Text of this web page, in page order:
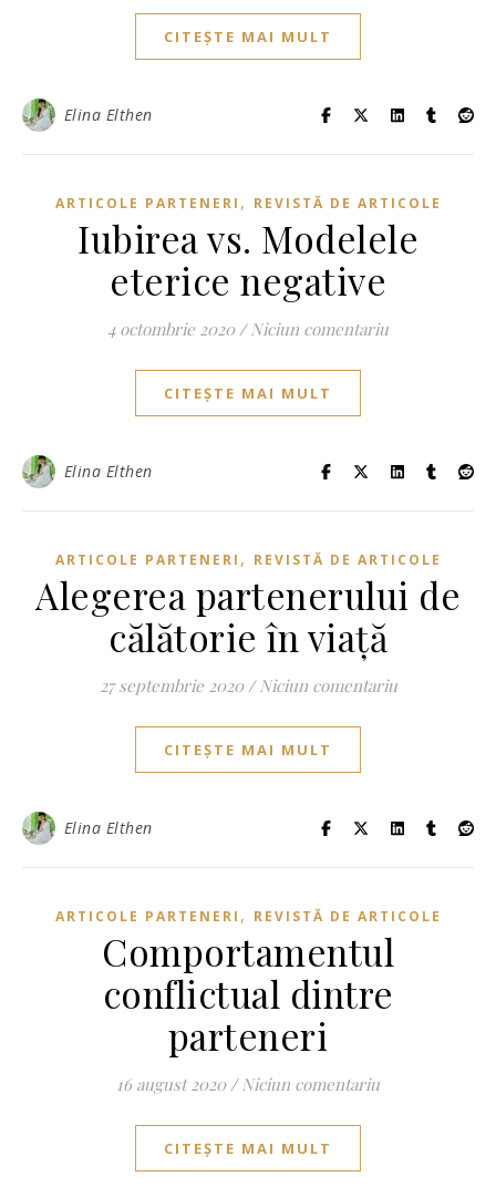
CITEȘTE MAI MULT
Elina Elthen
ARTICOLE PARTENERI , REVISTĂ DE ARTICOLE
Iubirea vs. Modelele
eterice negative
4 octombrie 2020 / Niciun comentariu
CITEȘTE MAI MULT
Elina Elthen
ARTICOLE PARTENERI , REVISTĂ DE ARTICOLE
Alegerea partenerului de
călătorie în viață
27 septembrie 2020 / Niciun comentariu
CITEȘTE MAI MULT
Elina Elthen
ARTICOLE PARTENERI , REVISTĂ DE ARTICOLE
Comportamentul
conflictual dintre
parteneri
16 august 2020 / Niciun comentariu
CITEȘTE MAI MULT